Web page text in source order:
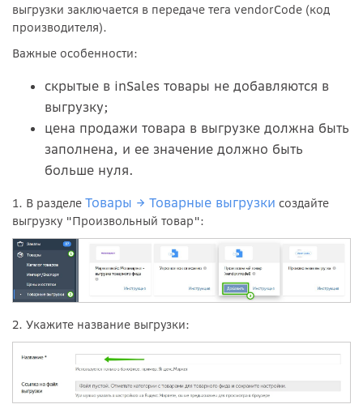
выгрузки заключается в передаче тега vendorCode (код
производителя).
Важные особенности:
скрытые в inSales товары не добавляются в
выгрузку;
цена продажи товара в выгрузке должна быть
заполнена, и ее значение должно быть
больше нуля.
1. В разделе Товары → Товарные выгрузки создайте
выгрузку "Произвольный товар":
2. Укажите название выгрузки: